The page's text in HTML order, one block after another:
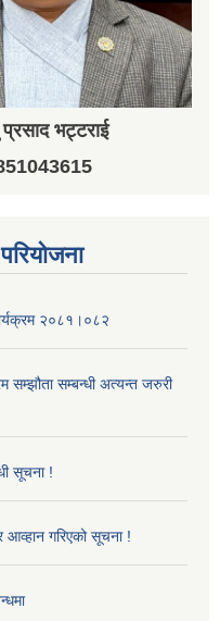
भट्टराई
२०८१।०८२
सम्झौता सम्बन्धी अत्यन्त जरुरी
सूचना !
आव्हान गरिएको सूचना !